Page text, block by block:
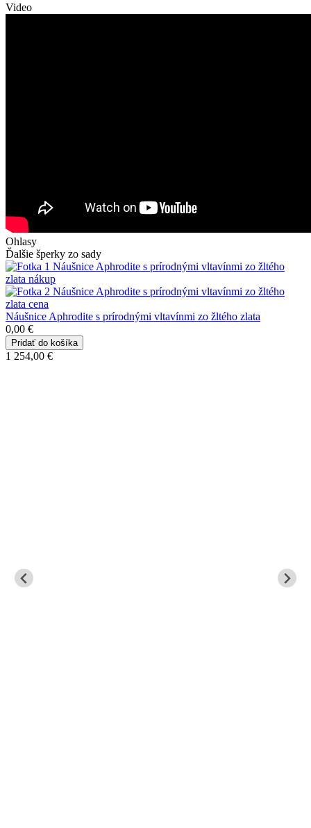
Video
Ohlasy
Ďalšie šperky zo sady
Náušnice Aphrodite s prírodnými vltavínmi zo žltého zlata
0,00 €
1 254,00 €